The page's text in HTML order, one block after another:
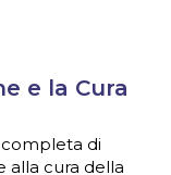
e la Cura
di
alla cura della